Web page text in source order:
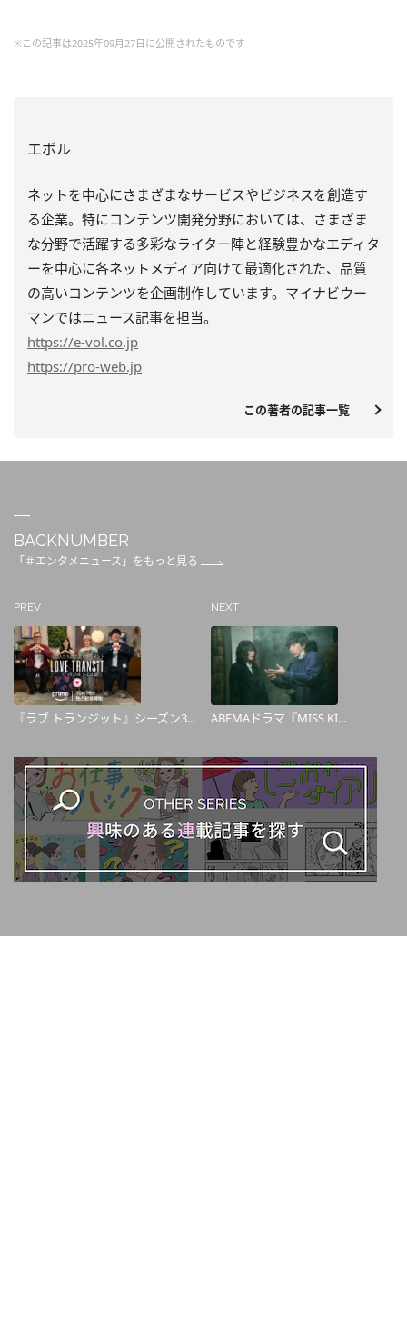
※この記事は2025年09月27日に公開されたものです
エボル
ネットを中心にさまざまなサービスやビジネスを創造す
る企業。特にコンテンツ開発分野においては、さまざま
な分野で活躍する多彩なライター陣と経験豊かなエディタ
ーを中心に各ネットメディア向けて最適化された、品質
の高いコンテンツを企画制作しています。マイナビウー
マンではニュース記事を担当。
https://e-vol.co.jp
https://pro-web.jp
この著者の記事一覧
BACKNUMBER
「＃エンタメニュース」をもっと見る
PREV
『ラブ トランジット』シーズン3...
NEXT
ABEMAドラマ『MISS KI...